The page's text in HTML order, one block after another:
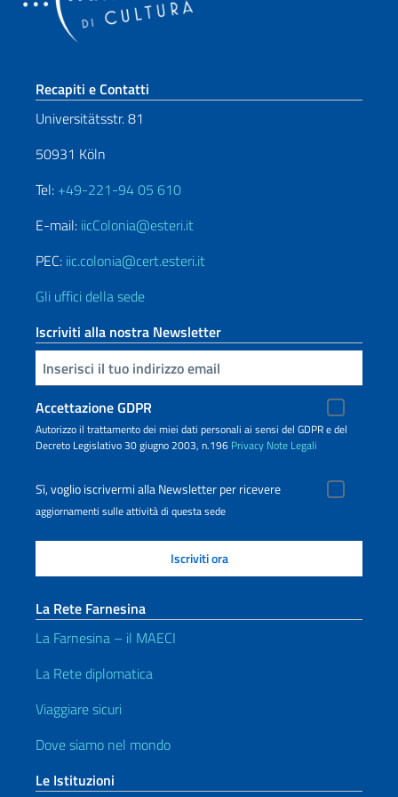
Sezione footer
Recapiti e Contatti
Universitätsstr. 81
50931 Köln
Tel: +49-221-94 05 610
E-mail: iicColonia@esteri.it
PEC: iic.colonia@cert.esteri.it
Gli uffici della sede
Iscriviti alla nostra Newsletter
Inserisci la tua email
Accettazione GDPR
Autorizzo il trattamento dei miei dati personali ai sensi del GDPR e del
Decreto Legislativo 30 giugno 2003, n.196 Privacy Note Legali
Sì, voglio iscrivermi alla Newsletter per ricevere
aggiornamenti sulle attività di questa sede
La Rete Farnesina
La Farnesina – il MAECI
La Rete diplomatica
Viaggiare sicuri
Dove siamo nel mondo
Le Istituzioni